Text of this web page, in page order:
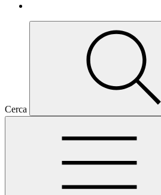
Cerca